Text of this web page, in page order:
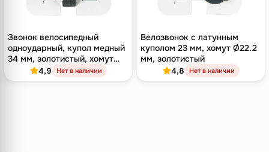
Звонок велосипедный
одноударный, купол медный
34 мм, золотистый, хомут
22.2 мм4,9 Нет в наличии
Велозвонок с латунным
куполом 23 мм, хомут Ø22.2
мм, золотистый
4,8 Нет в наличии